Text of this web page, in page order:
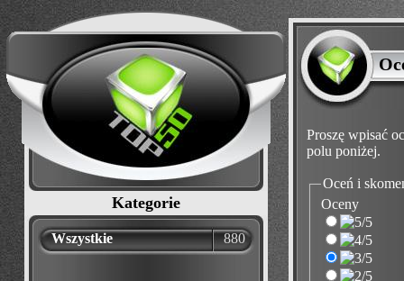
Kategorie
Wszystkie 880
Proszę wpisać
polu poniżej.
Oceń i
Oceny